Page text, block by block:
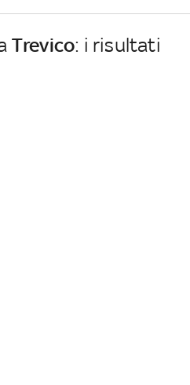
Trevico: i risultati